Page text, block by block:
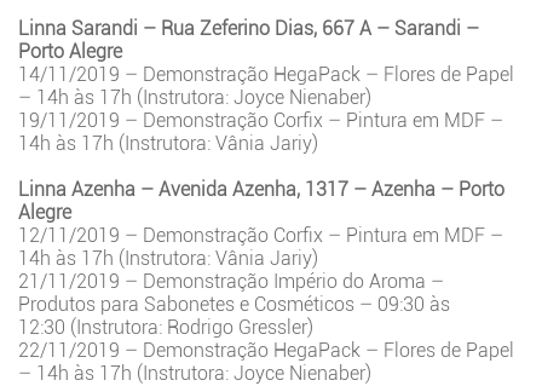
Linna Sarandi – Rua Zeferino Dias, 667 A – Sarandi –
Porto Alegre
14/11/2019 – Demonstração HegaPack – Flores de Papel
– 14h às 17h (Instrutora: Joyce Nienaber)
19/11/2019 – Demonstração Corfix – Pintura em MDF –
14h às 17h (Instrutora: Vânia Jariy)
Linna Azenha – Avenida Azenha, 1317 – Azenha – Porto
Alegre
12/11/2019 – Demonstração Corfix – Pintura em MDF –
14h às 17h (Instrutora: Vânia Jariy)
21/11/2019 – Demonstração Império do Aroma –
Produtos para Sabonetes e Cosméticos – 09:30 às
12:30 (Instrutora: Rodrigo Gressler)
22/11/2019 – Demonstração HegaPack – Flores de Papel
– 14h às 17h (Instrutora: Joyce Nienaber)